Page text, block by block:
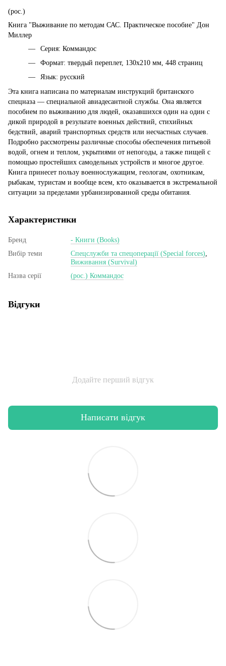
(рос.)
Книга "Выживание по методам САС. Практическое пособие" Дон
Миллер
Серия: Коммандос
Формат: твердый переплет, 130х210 мм, 448 страниц
Язык: русский
Эта книга написана по материалам инструкций британского
спецназа — специальной авиадесантной службы. Она является
пособием по выживанию для людей, оказавшихся один на один с
дикой природой в результате военных действий, стихийных
бедствий, аварий транспортных средств или несчастных случаев.
Подробно рассмотрены различные способы обеспечения питьевой
водой, огнем и теплом, укрытиями от непогоды, а также пищей с
помощью простейших самодельных устройств и многое другое.
Книга принесет пользу военнослужащим, геологам, охотникам,
рыбакам, туристам и вообще всем, кто оказывается в экстремальной
ситуации за пределами урбанизированной среды обитания.
Характеристики
Бренд
- Книги (Books)
Вибір теми
Спецслужби та спецоперації (Special forces)
Виживання (Survival)
Назва серії
(рос.) Коммандос
Відгуки
Додайте перший відгук
Написати відгук